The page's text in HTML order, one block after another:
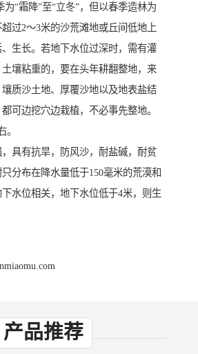
为“霜降”至“立冬”，但以春季造林为
过2～3米的沙荒滩地或丘间低地上
生长。若地下水位过深时，需有灌
壤粘重的，要在头年耕翻整地，来
质沙土地、厚覆沙地以及地表盐结
可边挖穴边栽植，不必事先整地。
。
具有抗旱，防风沙，耐盐碱，耐贫
分布在降水量低于150毫米的荒漠和
水位相关，地下水位低于4米，则生
产品推荐